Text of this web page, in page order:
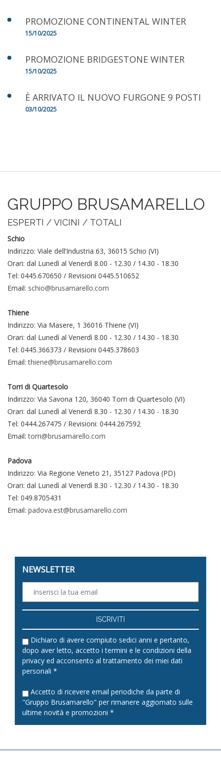
PROMOZIONE CONTINENTAL WINTER
15/10/2025
PROMOZIONE BRIDGESTONE WINTER
15/10/2025
È ARRIVATO IL NUOVO FURGONE 9 POSTI
03/10/2025
GRUPPO BRUSAMARELLO
ESPERTI / VICINI / TOTALI
Schio
Indirizzo: Viale dell’Industria 63, 36015 Schio (VI)
Orari: dal Lunedì al Venerdì 8.00 - 12.30 / 14.30 - 18.30
Tel: 0445.670650 / Revisioni 0445.510652
Email: schio@brusamarello.com
Thiene
Indirizzo: Via Masere, 1 36016 Thiene (VI)
Orari: dal Lunedì al Venerdì 8.00 - 12.30 / 14.30 - 18.30
Tel: 0445.366373 / Revisioni 0445.378603
Email:thiene@brusamarello.com
Torri di Quartesolo
Indirizzo: Via Savona 120, 36040 Torri di Quartesolo (VI)
Orari: dal Lunedì al Venerdì 8.30 - 12.30 / 14.30 - 18.30
Tel: 0444.267475 / Revisioni: 0444.267592
Email:torri@brusamarello.com
Padova
Indirizzo: Via Regione Veneto 21, 35127 Padova (PD)
Orari: dal Lunedì al Venerdì 8.30 - 12.30 / 14.30 - 18.30
Tel: 049.8705431
Email: padova.est@brusamarello.com
NEWSLETTER
Dichiaro di avere compiuto sedici anni e pertanto,
dopo aver letto, accetto i termini e le condizioni della
privacy ed acconsento al trattamento dei miei dati
personali *
Accetto di ricevere email periodiche da parte di
"Gruppo Brusamarello" per rimanere aggiornato sulle
ultime novità e promozioni *